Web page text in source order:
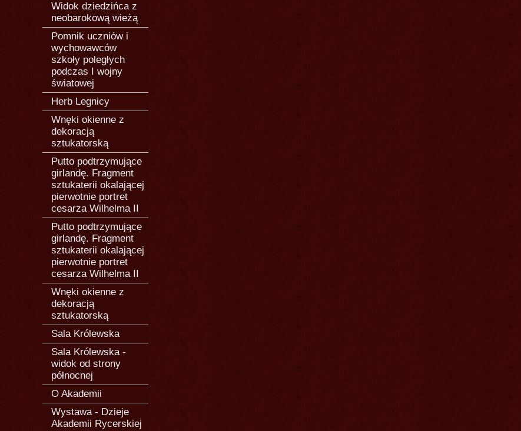
Widok dziedzińca z
neobarokową wieżą
Pomnik uczniów i
wychowawców
szkoły poległych
podczas I wojny
światowej
Herb Legnicy
Wnęki okienne z
dekoracją
sztukatorską
Putto podtrzymujące
girlandę. Fragment
sztukaterii okalającej
pierwotnie portret
cesarza Wilhelma II
Putto podtrzymujące
girlandę. Fragment
sztukaterii okalającej
pierwotnie portret
cesarza Wilhelma II
Wnęki okienne z
dekoracją
sztukatorską
Sala Królewska
Sala Królewska -
widok od strony
północnej
O Akademii
Wystawa - Dzieje
Akademii Rycerskiej